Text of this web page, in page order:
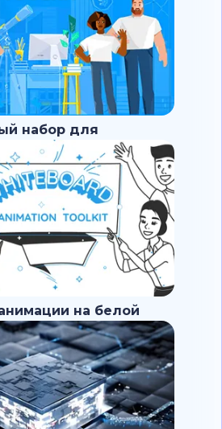
набор для
видео
на белой